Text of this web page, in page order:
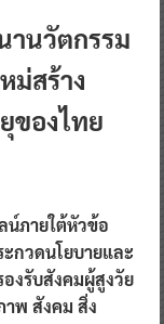
นวัตกรรม
ม่สร้าง
ของไทย
น์ภายใต้หัวข้อ
ะกวดนโยบายและ
งรับสังคมผู้สูงวัย
าพ สังคม สิ่ง